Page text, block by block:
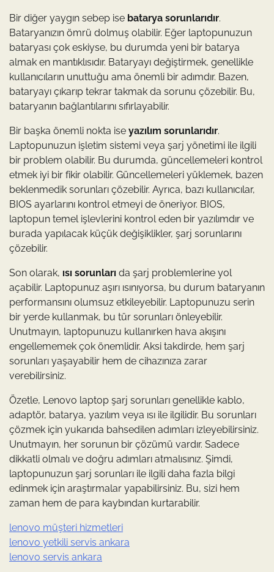
Bir diğer yaygın sebep ise batarya sorunlarıdır.
Bataryanızın ömrü dolmuş olabilir. Eğer laptopunuzun
bataryası çok eskiyse, bu durumda yeni bir batarya
almak en mantıklısıdır. Bataryayı değiştirmek, genellikle
kullanıcıların unuttuğu ama önemli bir adımdır. Bazen,
bataryayı çıkarıp tekrar takmak da sorunu çözebilir. Bu,
bataryanın bağlantılarını sıfırlayabilir.
Bir başka önemli nokta ise yazılım sorunlarıdır.
Laptopunuzun işletim sistemi veya şarj yönetimi ile ilgili
bir problem olabilir. Bu durumda, güncellemeleri kontrol
etmek iyi bir fikir olabilir. Güncellemeleri yüklemek, bazen
beklenmedik sorunları çözebilir. Ayrıca, bazı kullanıcılar,
BIOS ayarlarını kontrol etmeyi de öneriyor. BIOS,
laptopun temel işlevlerini kontrol eden bir yazılımdır ve
burada yapılacak küçük değişiklikler, şarj sorunlarını
çözebilir.
Son olarak, ısı sorunları da şarj problemlerine yol
açabilir. Laptopunuz aşırı ısınıyorsa, bu durum bataryanın
performansını olumsuz etkileyebilir. Laptopunuzu serin
bir yerde kullanmak, bu tür sorunları önleyebilir.
Unutmayın, laptopunuzu kullanırken hava akışını
engellememek çok önemlidir. Aksi takdirde, hem şarj
sorunları yaşayabilir hem de cihazınıza zarar
verebilirsiniz.
Özetle, Lenovo laptop şarj sorunları genellikle kablo,
adaptör, batarya, yazılım veya ısı ile ilgilidir. Bu sorunları
çözmek için yukarıda bahsedilen adımları izleyebilirsiniz.
Unutmayın, her sorunun bir çözümü vardır. Sadece
dikkatli olmalı ve doğru adımları atmalısınız. Şimdi,
laptopunuzun şarj sorunları ile ilgili daha fazla bilgi
edinmek için araştırmalar yapabilirsiniz. Bu, sizi hem
zaman hem de para kaybından kurtarabilir.
lenovo müşteri hizmetleri
lenovo yetkili servis ankara
lenovo servis ankara